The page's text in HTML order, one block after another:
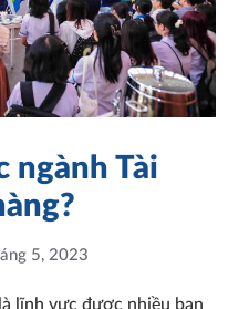
ngành Tài
5, 2023
lĩnh vực được nhiều bạn